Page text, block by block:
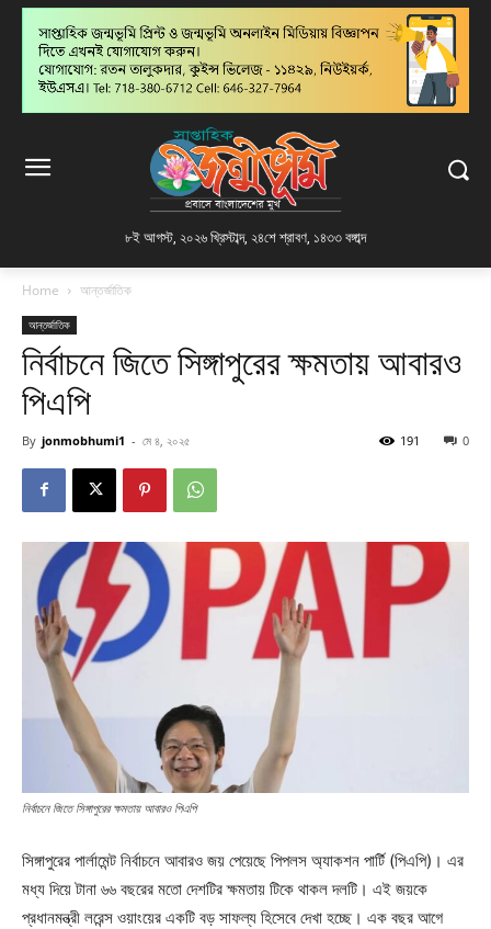
৮ই আগস্ট, ২০২৬ খ্রিস্টাব্দ, ২৪শে শ্রাবণ, ১৪৩৩ বঙ্গাব্দ
Home আন্তর্জাতিক
আন্তর্জাতিক
নির্বাচনে জিতে সিঙ্গাপুরের ক্ষমতায় আবারও
পিএপি
By jonmobhumi1 - মে ৪, ২০২৫ 0
191
নির্বাচনে জিতে সিঙ্গাপুরের ক্ষমতায় আবারও পিএপি
সিঙ্গাপুরের পার্লামেন্ট নির্বাচনে আবারও জয় পেয়েছে পিপলস অ্যাকশন পার্টি (পিএপি)। এর
মধ্য দিয়ে টানা ৬৬ বছরের মতো দেশটির ক্ষমতায় টিকে থাকল দলটি। এই জয়কে
প্রধানমন্ত্রী লরেন্স ওয়াংয়ের একটি বড় সাফল্য হিসেবে দেখা হচ্ছে। এক বছর আগে